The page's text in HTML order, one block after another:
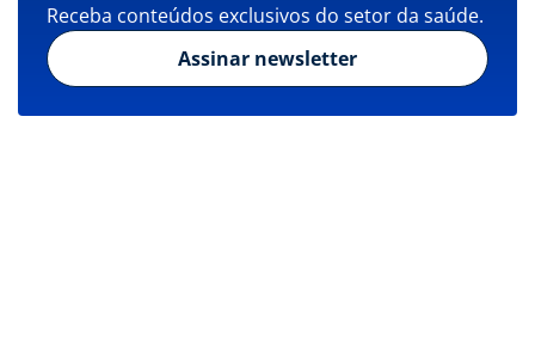
Receba conteúdos exclusivos do setor da saúde.
Assinar newsletter